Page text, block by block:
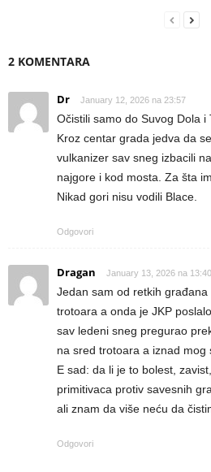
2 KOMENTARA
Dr January 12, 2026 na 23:57
Očistili samo do Suvog Dola i
Kroz centar grada jedva da
vulkanizer sav sneg izbacili
najgore i kod mosta. Za šta
Nikad gori nisu vodili Blace.
Odgovori
Dragan January 13, 2026 na 13:40
Jedan sam od retkih
trotoara a onda je JKP
sav ledeni sneg pregurao
na sred trotoara a iznad mog
E sad: da li je to bolest,
primitivaca protiv savesnih
ali znam da više neću da
Odgovori